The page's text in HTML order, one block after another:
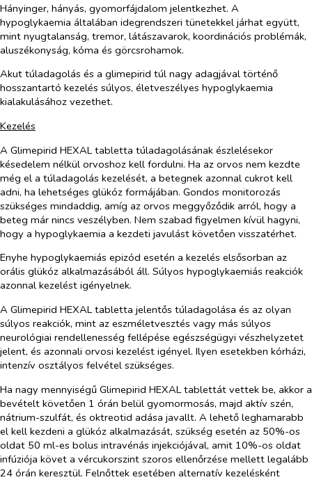
Hányinger, hányás, gyomorfájdalom jelentkezhet. A
hypoglykaemia általában idegrendszeri tünetekkel járhat együtt,
mint nyugtalanság, tremor, látászavarok, koordinációs problémák,
aluszékonyság, kóma és görcsrohamok.
Akut túladagolás és a glimepirid túl nagy adagjával történő
hosszantartó kezelés súlyos, életveszélyes hypoglykaemia
kialakulásához vezethet.
Kezelés
A Glimepirid HEXAL tabletta túladagolásának észlelésekor
késedelem nélkül orvoshoz kell fordulni. Ha az orvos nem kezdte
még el a túladagolás kezelését, a betegnek azonnal cukrot kell
adni, ha lehetséges glükóz formájában. Gondos monitorozás
szükséges mindaddig, amíg az orvos meggyőződik arról, hogy a
beteg már nincs veszélyben. Nem szabad figyelmen kívül hagyni,
hogy a hypoglykaemia a kezdeti javulást követően visszatérhet.
Enyhe hypoglykaemiás epizód esetén a kezelés elsősorban az
orális glükóz alkalmazásából áll. Súlyos hypoglykaemiás reakciók
azonnal kezelést igényelnek.
A Glimepirid HEXAL tabletta jelentős túladagolása és az olyan
súlyos reakciók, mint az eszméletvesztés vagy más súlyos
neurológiai rendellenesség fellépése egészségügyi vészhelyzetet
jelent, és azonnali orvosi kezelést igényel. Ilyen esetekben kórházi,
intenzív osztályos felvétel szükséges.
Ha nagy mennyiségű Glimepirid HEXAL tablettát vettek be, akkor a
bevételt követően 1 órán belül gyomormosás, majd aktív szén,
nátrium-szulfát, és oktreotid adása javallt. A lehető leghamarabb
el kell kezdeni a glükóz alkalmazását, szükség esetén az 50%-os
oldat 50 ml-es bolus intravénás injekciójával, amit 10%-os oldat
infúziója követ a vércukorszint szoros ellenőrzése mellett legalább
24 órán keresztül. Felnőttek esetében alternatív kezelésként